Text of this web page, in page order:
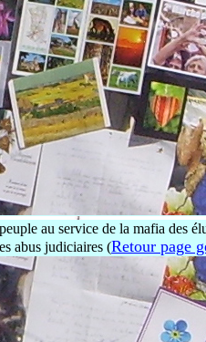
au service de la mafia des
abus judiciaires (Retour page